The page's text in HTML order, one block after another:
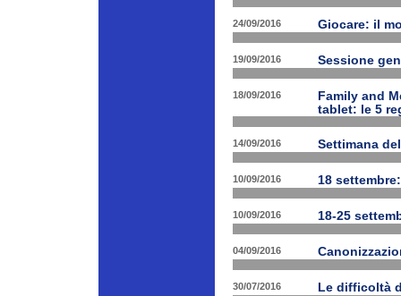
24/09/2016 Giocare: il
19/09/2016 Sessione
18/09/2016
Family and
tablet: le 5
14/09/2016 Settimana
10/09/2016 18
10/09/2016 18-25
04/09/2016
30/07/2016 Le difficoltà